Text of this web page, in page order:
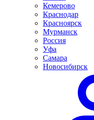
Кемерово
Краснодар
Красноярск
Мурманск
Россия
Уфа
Самара
Новосибирск